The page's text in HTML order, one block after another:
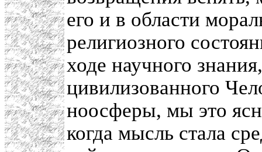
его и в области
религиозного
ходе научного
цивилизованного
ноосферы, мы это
когда мысль стала